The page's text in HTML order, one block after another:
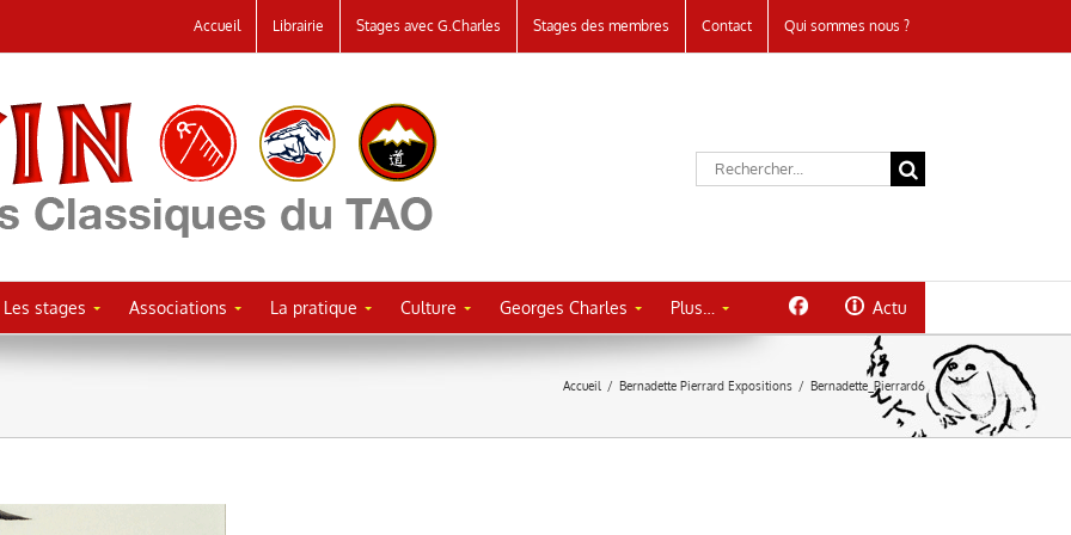
Accueil Librairie Stages avec G.Charles Stages des membres Contact Qui sommes nous ?
Rechercher:
Les stages Associations La pratique Culture Georges Charles Plus… Actu
Accueil / Bernadette Pierrard Expositions / Bernadette_Pierrard6